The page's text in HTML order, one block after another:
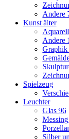
Andere
Kunst älter
Andere
Graphik
Spielzeug
Leuchter
Glas 96
Messing
Silber